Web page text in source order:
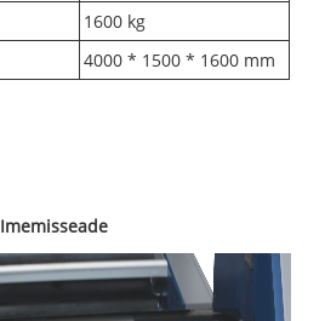
1600 kg
4000 * 1500 * 1600 mm
Imemisseade